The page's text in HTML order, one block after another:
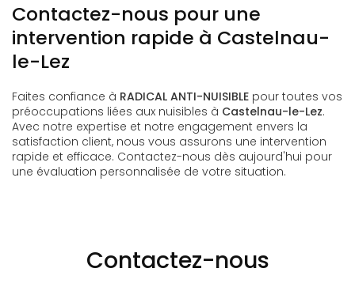
Contactez-nous pour une
intervention rapide à Castelnau-
le-Lez
Faites confiance à RADICAL ANTI-NUISIBLE pour toutes vos
préoccupations liées aux nuisibles à Castelnau-le-Lez.
Avec notre expertise et notre engagement envers la
satisfaction client, nous vous assurons une intervention
rapide et efficace. Contactez-nous dès aujourd'hui pour
une évaluation personnalisée de votre situation.
Contactez-nous